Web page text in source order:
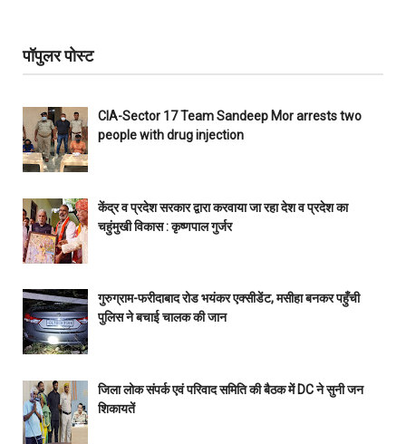
पॉपुलर पोस्ट
CIA-Sector 17 Team Sandeep Mor arrests two
people with drug injection
केंद्र व प्रदेश सरकार द्वारा करवाया जा रहा देश व प्रदेश का
चहुंमुखी विकास : कृष्णपाल गुर्जर
गुरुग्राम-फरीदाबाद रोड भयंकर एक्सीडेंट, मसीहा बनकर पहुँची
पुलिस ने बचाई चालक की जान
जिला लोक संपर्क एवं परिवाद समिति की बैठक में DC ने सुनी जन
शिकायतें